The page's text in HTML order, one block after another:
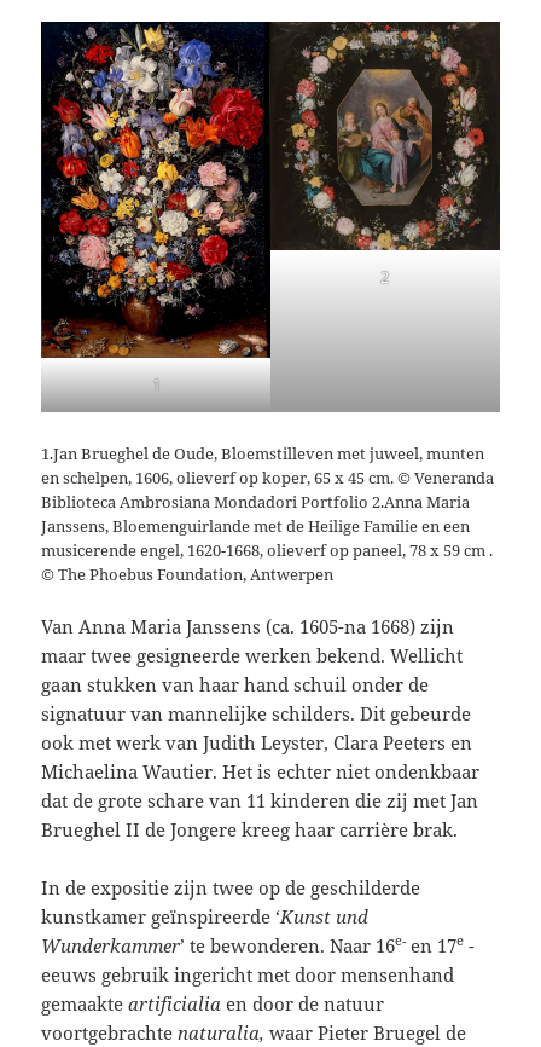
1
2
1.Jan Brueghel de Oude, Bloemstilleven met juweel, munten
en schelpen, 1606, olieverf op koper, 65 x 45 cm. © Veneranda
Biblioteca Ambrosiana Mondadori Portfolio 2.Anna Maria
Janssens, Bloemenguirlande met de Heilige Familie en een
musicerende engel, 1620-1668, olieverf op paneel, 78 x 59 cm .
© The Phoebus Foundation, Antwerpen
Van Anna Maria Janssens (ca. 1605-na 1668) zijn
maar twee gesigneerde werken bekend. Wellicht
gaan stukken van haar hand schuil onder de
signatuur van mannelijke schilders. Dit gebeurde
ook met werk van Judith Leyster, Clara Peeters en
Michaelina Wautier. Het is echter niet ondenkbaar
dat de grote schare van 11 kinderen die zij met Jan
Brueghel II de Jongere kreeg haar carrière brak.
In de expositie zijn twee op de geschilderde
kunstkamer geïnspireerde ‘Kunst und
Wunderkammer’ te bewonderen. Naar 16e-en 17e -
eeuws gebruik ingericht met door mensenhand
gemaakteartificialiaen door de natuur
voortgebrachtenaturalia,waar Pieter Bruegel de